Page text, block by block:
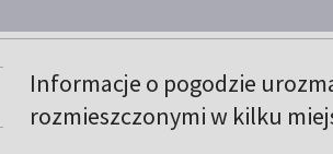
Informacje o pogodzie
rozmieszczonymi w kilku